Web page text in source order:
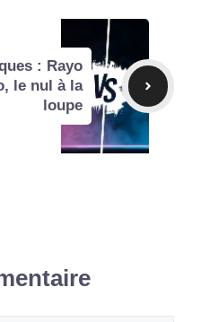
: Rayo
le nul à la
loupe